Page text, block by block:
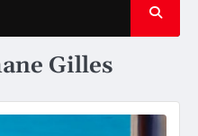
Gilles